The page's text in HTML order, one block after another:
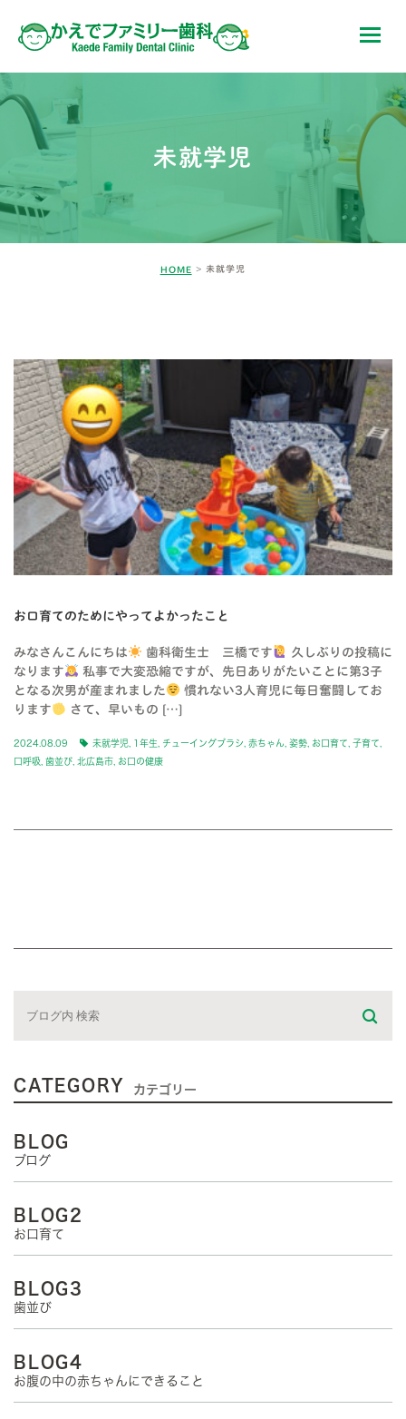
未就学児
HOME 未就学児
お口育てのためにやってよかったこと
みなさんこんにちは 歯科衛生士 三橋です
久しぶりの投稿に
なります
私事で大変恐縮ですが、先日ありがたいことに第3子
となる次男が産まれました
慣れない3人育児に毎日奮闘してお
ります
さて、早いもの […]
2024.08.09 未就学児 1年生 チューイングブラシ 赤ちゃん 姿勢 お口育て 子育て
口呼吸 歯並び 北広島市 お口の健康
CATEGORY カテゴリー
BLOG
ブログ
BLOG2
お口育て
BLOG3
歯並び
BLOG4
お腹の中の赤ちゃんにできること